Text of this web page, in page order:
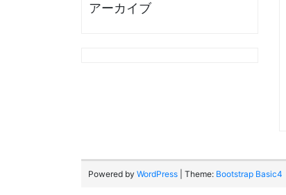
アーカイブ
Powered by WordPress | Theme: Bootstrap Basic4